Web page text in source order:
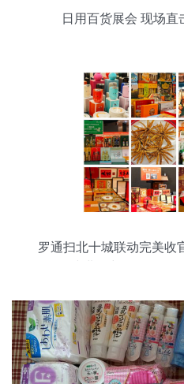
日用百货展会 现场
罗通扫北十城联动完美收